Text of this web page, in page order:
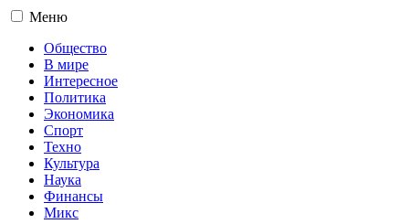
Меню
Общество
В мире
Интересное
Политика
Экономика
Спорт
Техно
Культура
Наука
Финансы
Микс